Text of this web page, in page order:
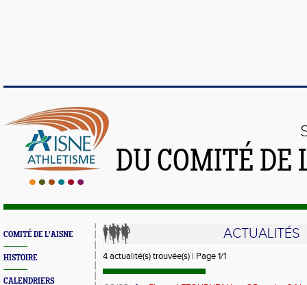
DU COMITÉ
COMITÉ DE L'AISNE
HISTOIRE
CALENDRIERS
ACTUALITÉS
4 actualité(s) trouvée(s) | Page 1/1